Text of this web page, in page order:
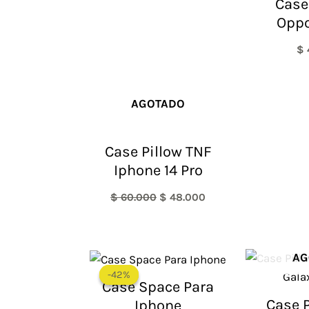
AGOTADO
Case Pillow TNF
Iphone 14 Pro
$60.000 $ 48.000
$
-42%
-42%
Case Space Para
El
precio
original
era:
El
precio
es:
Case